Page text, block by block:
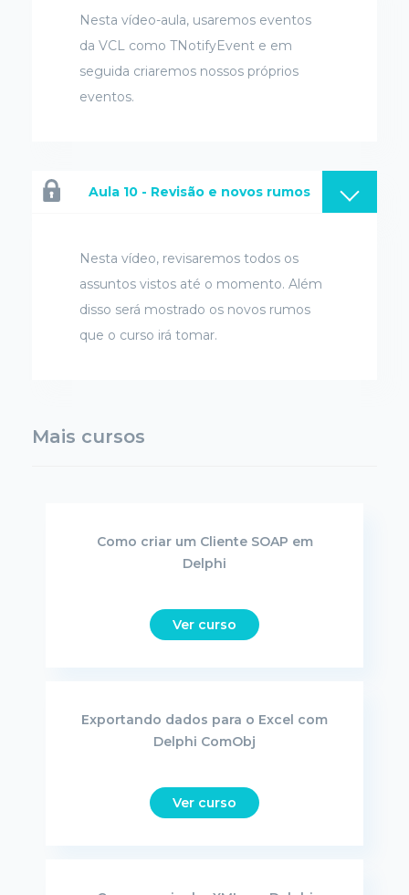
Nesta vídeo-aula, usaremos eventos
da VCL como TNotifyEvent e em
seguida criaremos nossos próprios
eventos.
Aula 10 - Revisão e novos rumos
Nesta vídeo, revisaremos todos os
assuntos vistos até o momento. Além
disso será mostrado os novos rumos
que o curso irá tomar.
Mais cursos
Como criar um Cliente SOAP em
Delphi
Ver curso
Exportando dados para o Excel com
Delphi ComObj
Ver curso